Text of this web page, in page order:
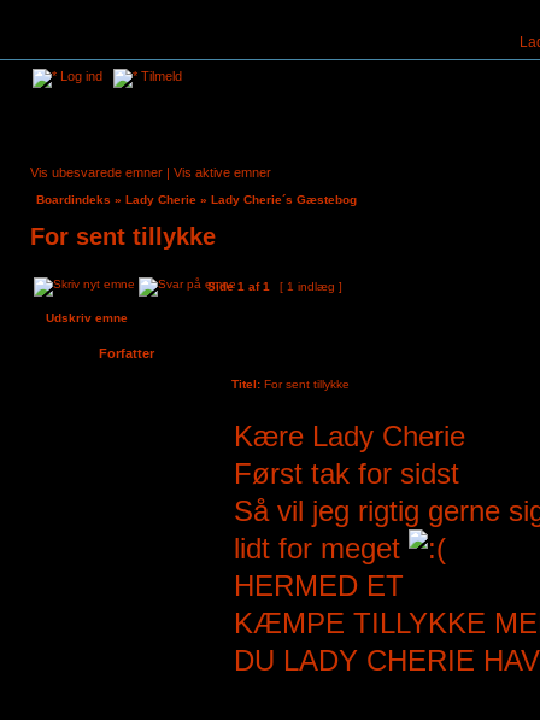
Log ind Tilmeld
Vis ubesvarede emner | Vis aktive emner
Boardindeks » Lady Cherie » Lady Cherie´s Gæstebog
For sent tillykke
Side1 af1 [ 1 indlæg ]
Udskriv emne
Forfatter
Titel: For sent tillykke
Kære Lady Cherie
Først tak for sidst
Så vil jeg rigtig gerne
lidt for meget
HERMED ET
KÆMPE TILLYKKE
DU LADY CHERIE